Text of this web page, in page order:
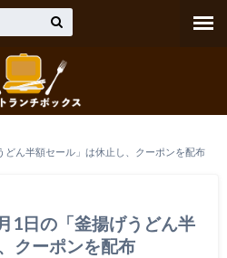
どん半額セール」は休止し、クーポンを配布
1日の「釜揚げうどん半
クーポンを配布